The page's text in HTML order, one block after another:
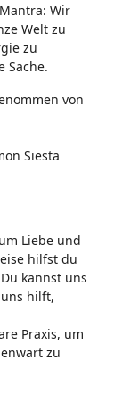
Wir
Welt zu
zu
Sache.
von
Siesta
Liebe und
hilfst du
kannst uns
hilft,
Praxis, um
zu